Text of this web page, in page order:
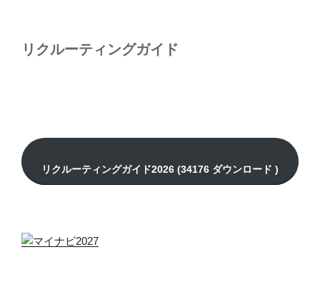
リクルーティングガイド